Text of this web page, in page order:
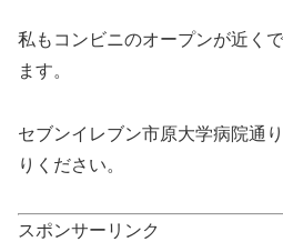
私もコンビニのオープンが近く
ます。
セブンイレブン市原大学病院通
りください。
スポンサーリンク